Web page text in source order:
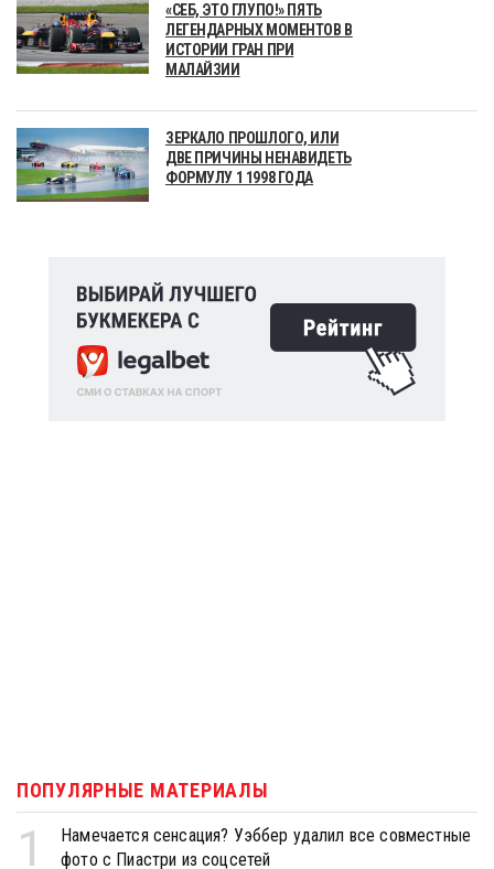
«СЕБ, ЭТО ГЛУПО!» ПЯТЬ
ЛЕГЕНДАРНЫХ МОМЕНТОВ В
ИСТОРИИ ГРАН ПРИ
МАЛАЙЗИИ
ЗЕРКАЛО ПРОШЛОГО, ИЛИ
ДВЕ ПРИЧИНЫ НЕНАВИДЕТЬ
ФОРМУЛУ 1 1998 ГОДА
ПОПУЛЯРНЫЕ МАТЕРИАЛЫ
1
Намечается сенсация? Уэббер удалил все совместные
фото с Пиастри из соцсетей